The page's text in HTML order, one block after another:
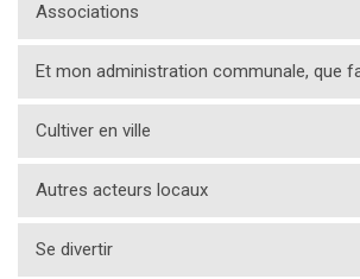
Associations
Et mon administration communale, que
Cultiver en ville
Autres acteurs locaux
Se divertir